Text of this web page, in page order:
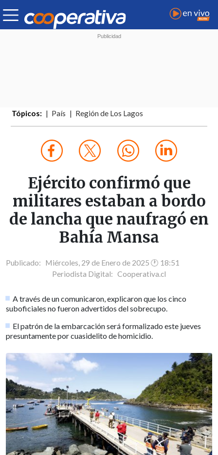
Tópicos: País Región de Los Lagos
Ejército confirmó que
militares estaban a bordo
de lancha que naufragó en
Bahía Mansa
Publicado: Miércoles, 29 de Enero de 2025 🕐 18:51
Periodista Digital: Cooperativa.cl
A través de un comunicaron, explicaron que los cinco
suboficiales no fueron advertidos del sobrecupo.
El patrón de la embarcación será formalizado este jueves
presuntamente por cuasidelito de homicidio.